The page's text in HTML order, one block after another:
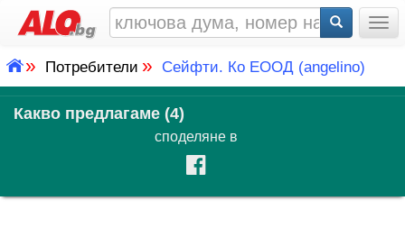
» Потребители» Сейфти. Ко ЕООД (angelino)
Какво предлагаме (4)
споделяне в